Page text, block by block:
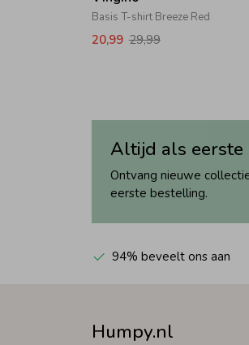
Basis T-shirt Breeze Red
20,99 29,99
Altijd als eerste
Ontvang nieuwe
eerste bestelling.
94% beveelt ons aan
Humpy.nl